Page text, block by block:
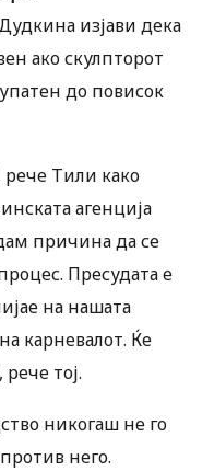
изјави дека
ако скулпторот
до повисок
рече Тили како
агенција
причина да се
Пресудата е
на нашата
карневалот. Ќе
тој.
никогаш не го
него.